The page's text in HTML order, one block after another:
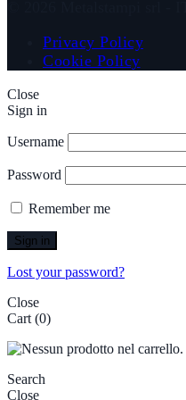
Privacy Policy
Cookie Policy
Close
Sign in
Username
Password
Remember me
Sign in
Lost your password?
Close
Cart (0)
Search
Close